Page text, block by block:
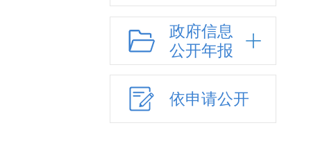
上级政策解读
本级政策解读
回应关切
监督保障
政府信息
公开年报
依申请公开